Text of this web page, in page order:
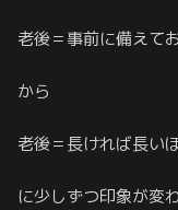
老後＝事前に備えて
から
老後＝長ければ長い
に少しずつ印象が変